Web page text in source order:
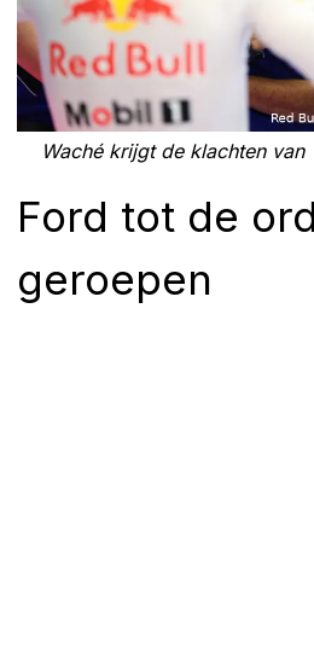
Waché krijgt de klachten van
Ford tot de
geroepen